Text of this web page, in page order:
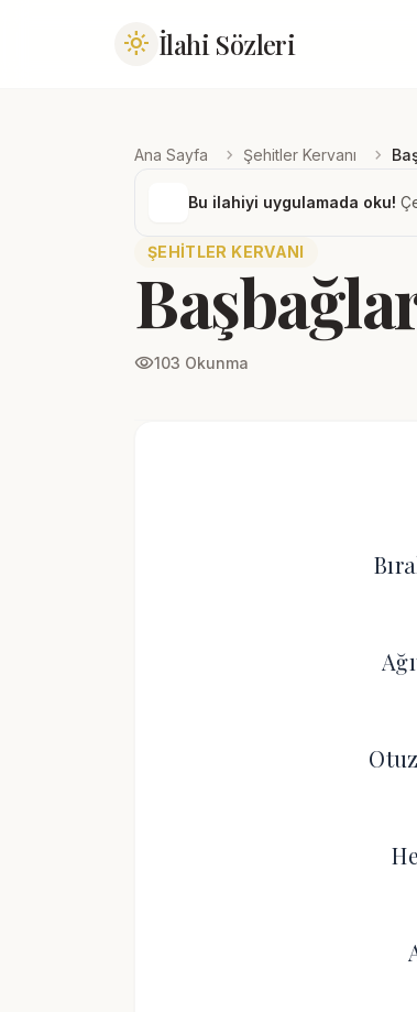
light_mode İlahi Sözleri
Ana Sayfa chevron_right Şehitler Kervanı chevron_right
Bu ilahiyi uygulamada oku!
ŞEHITLER KERVANI
visibility103 Okunma